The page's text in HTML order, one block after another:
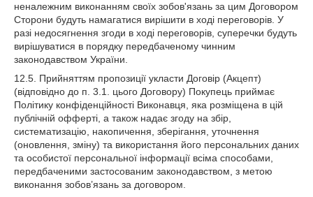
неналежним виконанням своїх зобов'язань за цим Договором
Сторони будуть намагатися вирішити в ході переговорів. У
разі недосягнення згоди в ході переговорів, суперечки будуть
вирішуватися в порядку передбаченому чинним
законодавством України.
12.5. Прийняттям пропозиції укласти Договір (Акцепт)
(відповідно до п. 3.1. цього Договору) Покупець приймає
Політику конфіденційності Виконавця, яка розміщена в цій
публічній офферті, а також надає згоду на збір,
систематизацію, накопичення, зберігання, уточнення
(оновлення, зміну) та використання його персональних даних
та особистої персональної інформації всіма способами,
передбаченими застосованим законодавством, з метою
виконання зобов’язань за договором.